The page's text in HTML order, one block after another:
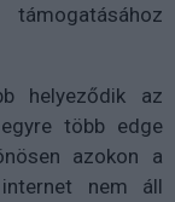
helyeződik az
több edge
azokon a
nem áll